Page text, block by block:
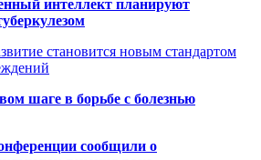
интеллект планируют
становится новым стандартом
шаге в борьбе с болезнью
сообщили о